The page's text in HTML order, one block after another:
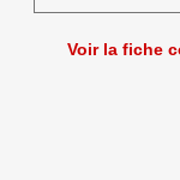
Voir la fiche